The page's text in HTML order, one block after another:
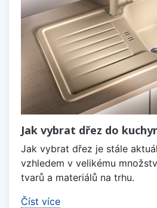
Jak vybrat dřez do
Jak vybrat dřez je stále
vzhledem v velikému
tvarů a materiálů na trhu.
Číst více